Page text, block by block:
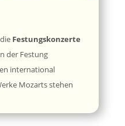
Festungskonzerte
der Festung
international
Mozarts stehen